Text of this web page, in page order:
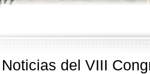
Noticias del VIII